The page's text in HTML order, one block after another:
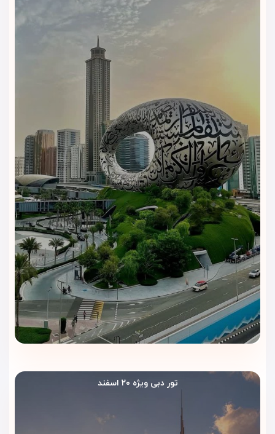
• مناسب سفرهای کاری و خانوادگی
• امکانات تفریحی، اسپا و غذاخوری کامل
• خدمات بسیار حرفه‌ای و پرسنل خوش‌برخورد
• معماری خاص و فضای سبز منحصر به‌فرد در مرکز شهر
رزرو تور دبی با اقامت در هتل سوئیس
اوتل المروج | تجربه‌ای لوکس در قلب شهر
دنبال اقامتی بی‌نظیر در دبی هستی؟
با ویداگشت،
تور دبی رو رزرو کن و در هتل ۵ ستاره سوئیس اوتل
المروج اقامت کن؛ درست روبه‌روی برج خلیفه و دبی مال.
اقامت تو یکی از لوکس‌ترین هتل‌های دبی، با دسترسی عالی به
مترو، مراکز خرید و جاذبه‌های دیدنی، فقط چند کلیک فاصله داره!
اتاق‌های شیک، استخر روباز، رستوران بین‌المللی و خدمات حرفه‌ای—
همه در انتظار توئه.
تورهای ویژه دبی با ویداگشت | با بهترین قیمت و خدمات عالی
• پرواز رفت‌وبرگشت
• ترانسفر فرودگاهی
• اقامت با صبحانه
• پشتیبانی کامل تا پایان سفر
سوئیس اوتل المروج، با کارشناسان ویداگشت تماس بگیر.
اقامتی متفاوت، سفری لوکس، فقط با ویداگشت!
تور دبی ویژه ۲۰ اسفند